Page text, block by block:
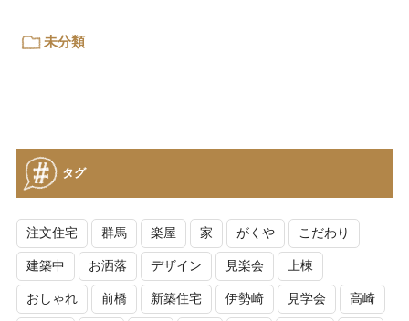
未分類
タグ
注文住宅 群馬 楽屋 家 がくや こだわり
建築中 お洒落 デザイン 見楽会 上棟
おしゃれ 前橋 新築住宅 伊勢崎 見学会 高崎